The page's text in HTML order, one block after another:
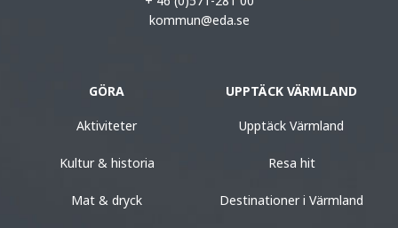
kommun@eda.se
GÖRA
Aktiviteter
Kultur & historia
Mat & dryck
UPPTÄCK VÄRMLAND
Upptäck Värmland
Resa hit
Destinationer i Värmland